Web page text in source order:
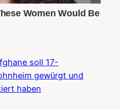
soll 17-
gewürgt und
haben